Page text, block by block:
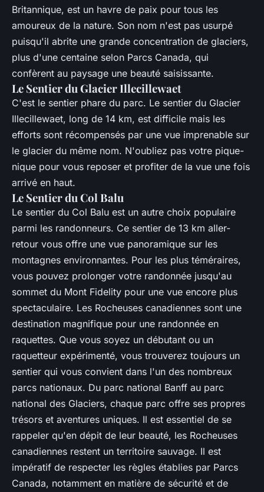
Britannique, est un havre de paix pour tous les
amoureux de la nature. Son nom n'est pas usurpé
puisqu'il abrite une grande concentration de glaciers,
plus d'une centaine selon Parcs Canada, qui
confèrent au paysage une beauté saisissante.
Le Sentier du Glacier Illecillewaet
C'est le sentier phare du parc. Le sentier du Glacier
Illecillewaet, long de 14 km, est difficile mais les
efforts sont récompensés par une vue imprenable sur
le glacier du même nom. N'oubliez pas votre pique-
nique pour vous reposer et profiter de la vue une fois
arrivé en haut.
Le Sentier du Col Balu
Le sentier du Col Balu est un autre choix populaire
parmi les randonneurs. Ce sentier de 13 km aller-
retour vous offre une vue panoramique sur les
montagnes environnantes. Pour les plus téméraires,
vous pouvez prolonger votre randonnée jusqu'au
sommet du Mont Fidelity pour une vue encore plus
spectaculaire. Les Rocheuses canadiennes sont une
destination magnifique pour une randonnée en
raquettes. Que vous soyez un débutant ou un
raquetteur expérimenté, vous trouverez toujours un
sentier qui vous convient dans l'un des nombreux
parcs nationaux. Du parc national Banff au parc
national des Glaciers, chaque parc offre ses propres
trésors et aventures uniques. Il est essentiel de se
rappeler qu'en dépit de leur beauté, les Rocheuses
canadiennes restent un territoire sauvage. Il est
impératif de respecter les règles établies par Parcs
Canada, notamment en matière de sécurité et de